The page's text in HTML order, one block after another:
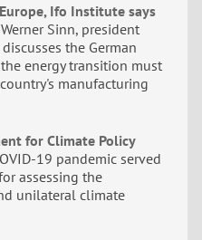
Ifo Institute says
Sinn, president
the German
energy transition must
manufacturing
for Climate Policy
19 pandemic served
assessing the
unilateral climate